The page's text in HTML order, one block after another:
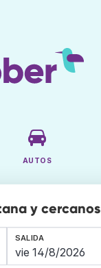
AUTOS
y cercanos
SALIDA